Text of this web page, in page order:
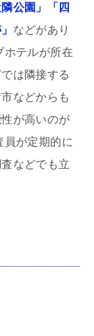
公園」「四
などがあり
ホテルが所在
は隣接する
などからも
が高いのが
員が定期的に
などでも立